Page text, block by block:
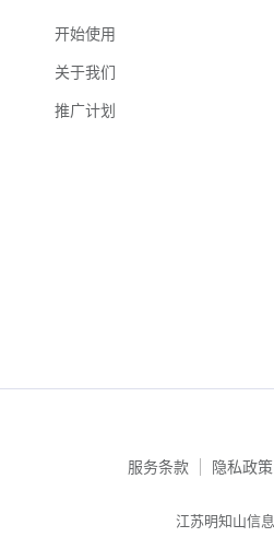
开始使用
关于我们
推广计划
服务条款 隐私政策
江苏明知山信